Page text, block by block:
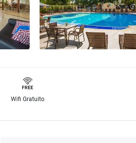
Wifi Gratuito